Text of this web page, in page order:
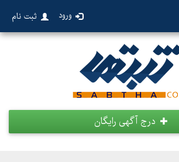
ورود ثبت نام
درج آگهی رایگان